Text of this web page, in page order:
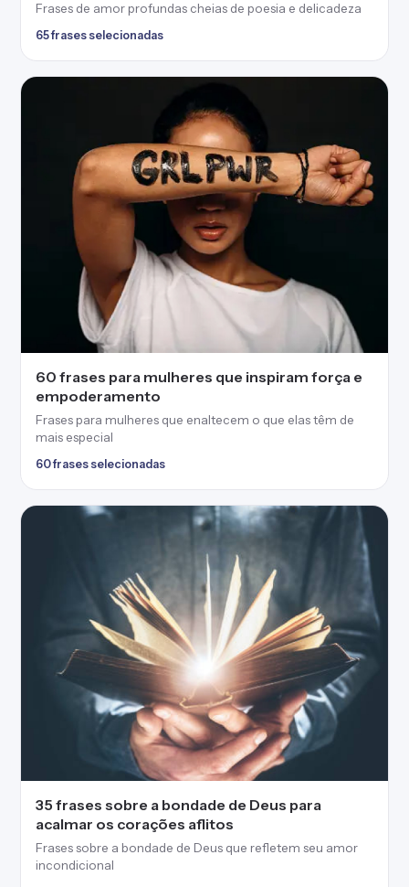
Frases de amor profundas cheias de poesia e delicadeza
65 frases selecionadas
60 frases para mulheres que inspiram força e
empoderamento
Frases para mulheres que enaltecem o que elas têm de
mais especial
60 frases selecionadas
35 frases sobre a bondade de Deus para
acalmar os corações aflitos
Frases sobre a bondade de Deus que refletem seu amor
incondicional